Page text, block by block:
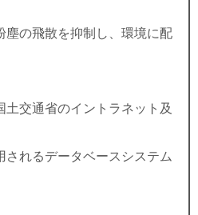
塵の飛散を抑制し、環境に配
土交通省のイントラネット及
れるデータベースシステム